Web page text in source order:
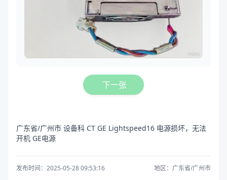
下一张
广东省/广州市 设备科 CT GE Lightspeed16 电源损坏，无法
开机 GE电源
发布时间：2025-05-28 09:53:16 地区：广东省/广州市